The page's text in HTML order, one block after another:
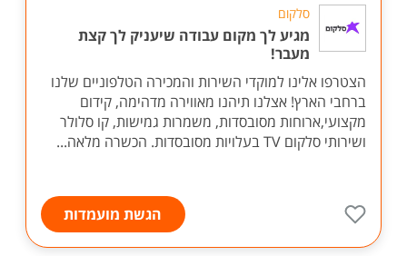
סלקום
מגיע לך מקום עבודה שיעניק לך קצת
מעבר!
הצטרפו אלינו למוקדי השירות והמכירה הטלפוניים שלנו
ברחבי הארץ! אצלנו תיהנו מאווירה מדהימה, קידום
מקצועי,ארוחות מסובסדות, משמרות גמישות, קו סלולר
ושירותי סלקום TV בעלויות מסובסדות. הכשרה מלאה...
הגשת מועמדות